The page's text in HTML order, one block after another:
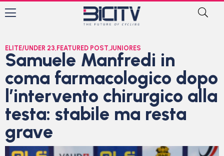
ELITE/UNDER 23, FEATURED POST,JUNIORES
Samuele Manfredi in
coma farmacologico dopo
l’intervento chirurgico alla
testa: stabile ma resta
grave